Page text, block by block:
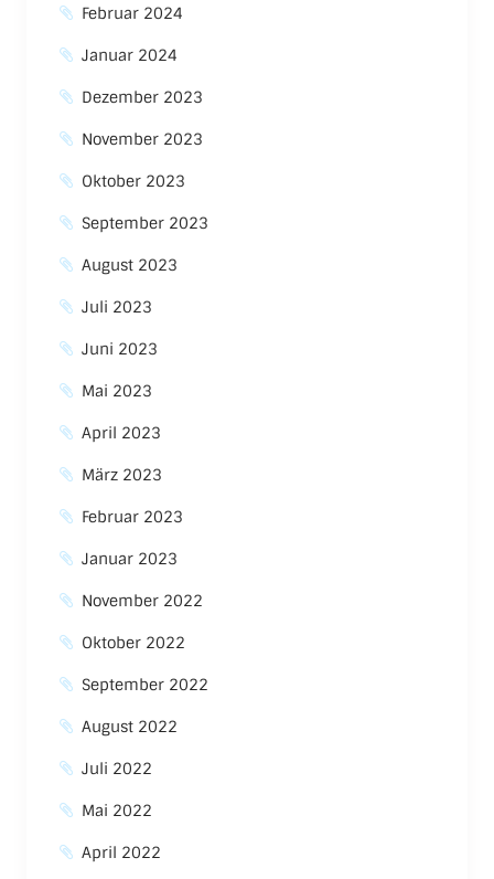
Februar 2024
Januar 2024
Dezember 2023
November 2023
Oktober 2023
September 2023
August 2023
Juli 2023
Juni 2023
Mai 2023
April 2023
März 2023
Februar 2023
Januar 2023
November 2022
Oktober 2022
September 2022
August 2022
Juli 2022
Mai 2022
April 2022